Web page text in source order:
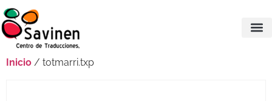
Inicio / totmarri.txp